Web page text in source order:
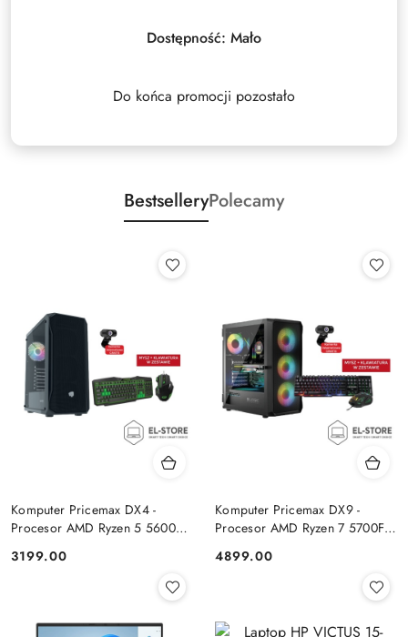
30
dniDostępność: Mało
Do końca promocji pozostało
BestselleryPolecamy
Komputer Pricemax DX4 -
Procesor AMD Ryzen 5 5600G
512GB Win 11 PRO
Cena:
3199.00
Komputer Pricemax DX9 -
Procesor AMD Ryzen 7 5700F |
GeForce RTX 5050 8GB | Win
Cena:
4899.00